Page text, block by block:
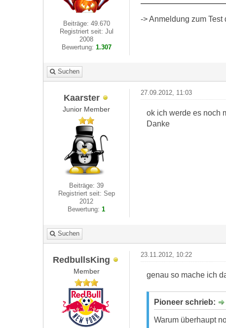
Beiträge: 49.670
Registriert seit: Jul
2008
Bewertung: 1.307
-> Anmeldung zum
Suchen
Kaarster
Junior Member
Beiträge: 39
Registriert seit: Sep
2012
Bewertung:1
27.09.2012, 11:03
ok ich werde es noch
Danke
Suchen
RedbullsKing
Member
23.11.2012, 10:22
genau so mache ich
Pioneer schrieb:
Warum überhaupt